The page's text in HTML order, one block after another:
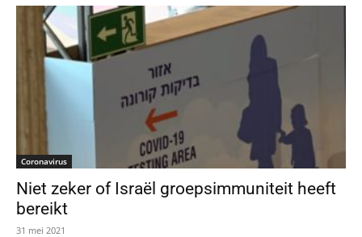
Coronavirus
Niet zeker of Israël groepsimmuniteit heeft
bereikt
31 mei 2021